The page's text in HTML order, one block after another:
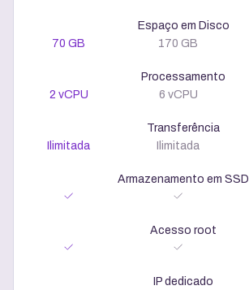
Espaço em Disco
70 GB
170 GB
Processamento
2 vCPU
6 vCPU
Transferência
Ilimitada
Ilimitada
Armazenamento em SSD
Acesso root
IP dedicado